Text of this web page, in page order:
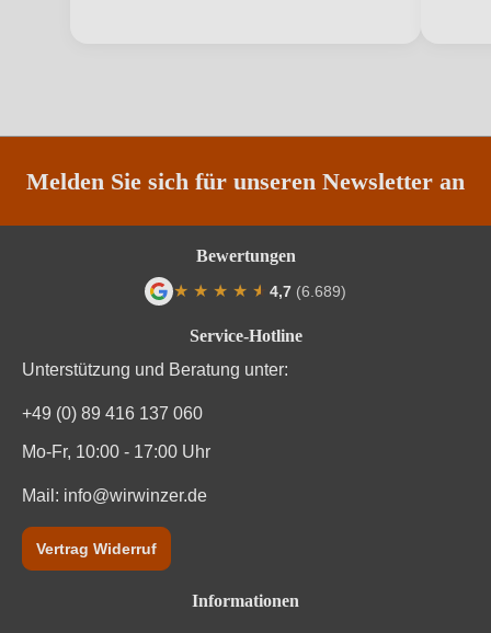
Traubenfarbe
Weinart Rosé
Nährwertangaben
Durchschnittliche nährwertangaben
Kohlenhydrate
Kohlenhydrate davon Zucker
Eiweiß
Trauben, Konservierungsstoffe (Sulfite). Enthält
Melden Sie sich für unseren Newsletter an
Service-Hotline
Unterstützung und Beratung unter:
+49 (0) 89 416 137 060
Mo-Fr, 10:00 - 17:00 Uhr
Mail: info@wirwinzer.de
Vertrag Widerruf
Informationen
Bewertungen
★ ★ ★ ★ ★
★ 4,7 (6.689)